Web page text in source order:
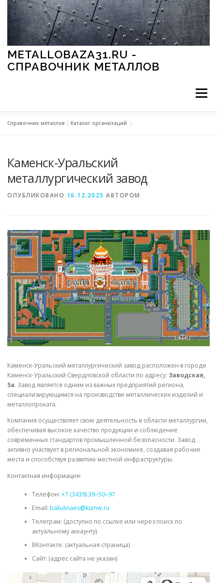
Перейти к содержимому
METALLOBAZA31.RU -
СПРАВОЧНИК МЕТАЛЛОВ
Меню
МЕТАЛЛЫ И ОКРУЖАЮЩАЯ СРЕДА
СВОЙСТВА МЕТАЛЛОВ СОРТА МЕТАЛЛОВ
СТАТЬИ
Справочник металлов »Каталог организаций
Каменск-Уральский
металлургический завод
ОПУБЛИКОВАНО 16.12.2025 АВТОРОМ
Каменск-Уральский металлургический завод расположен в городе
Каменск-Уральский Свердловской области по адресу: Заводская,
5а. Завод является одним из важных предприятий региона,
специализирующимся на производстве металлических изделий и
металлопроката.
Компания осуществляет свою деятельность в области металлургии,
обеспечивая высокое качество продукции и соблюдение
современных стандартов промышленной безопасности. Завод
активно участвует в региональной экономике, создавая рабочие
места и способствуя развитию местной инфраструктуры.
Контактная информация:
Телефон: +7 (3439) 39‒50‒97
Email: bakulinaes@kumw.ru
Телеграм: (доступно по ссылке или через поиск по
актуальному аккаунту)
ВКонтакте: (актуальная страница)
Сайт: (адрес сайта не указан)